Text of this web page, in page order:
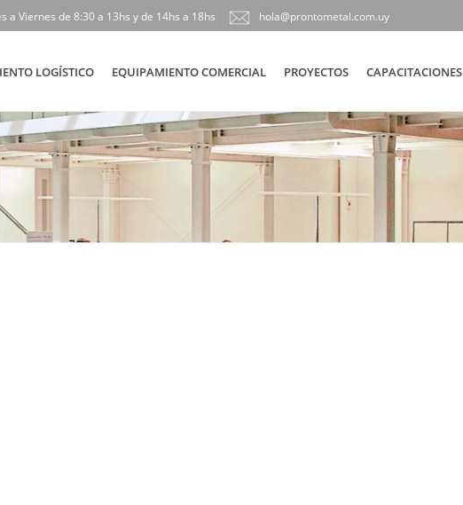
a Viernes de 8:30 a 13hs y de 14hs a 18hs hola@prontometal.com.uy
LOGÍSTICO EQUIPAMIENTO COMERCIAL PROYECTOS CAPACITACIONES